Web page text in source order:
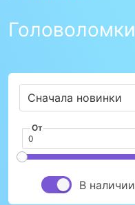
Головоломки
От
В наличии